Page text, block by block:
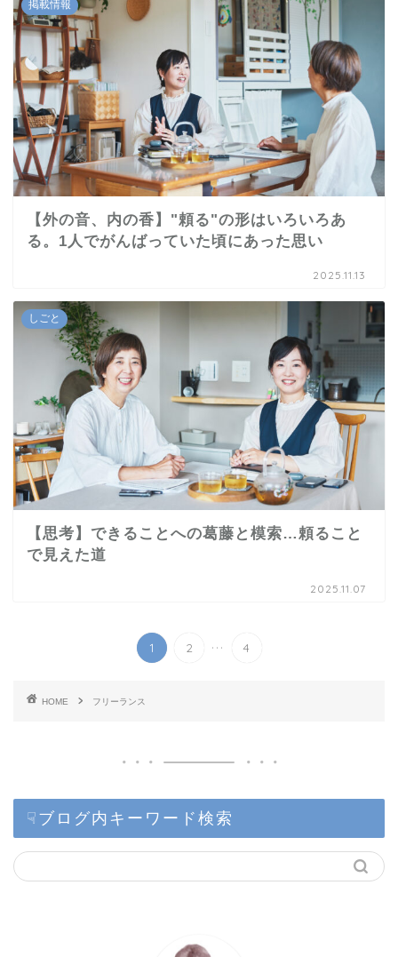
掲載情報
【外の音、内の香】"頼る"の形はいろいろあ
る。1人でがんばっていた頃にあった思い
2025.11.13
しごと
【思考】できることへの葛藤と模索…頼ること
で見えた道
2025.11.07
1 2 ... 4
HOME フリーランス
☟ブログ内キーワード検索